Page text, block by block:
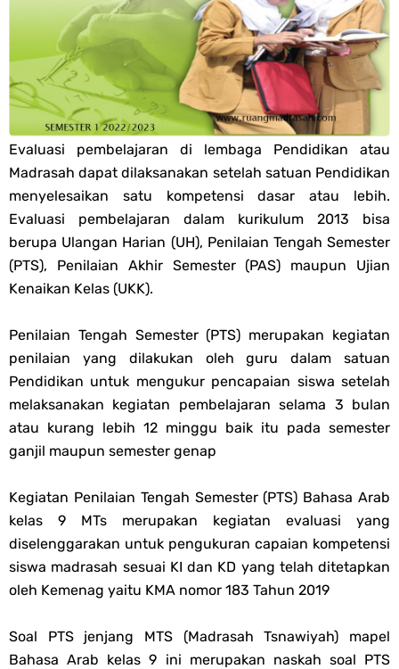
Jawaban Tugas Mandiri Dan Tugas Refleksi Modul Pedagogik SKI
PPG 2025
Jawaban Tugas Mandiri Dan Tugas Refleksi Modul Pedagogik Fiqih
PPG 2025
Jawaban Tugas Mandiri Dan Tugas Refleksi Modul Pedagogik Akidah
Akhlak PPG 2025
Jawaban Tugas Mandiri Dan Tugas Refleksi Modul Pedagogik Al-
Soal OMI Geografi Terintegrasi Jenjang MA
Soal OMI Ekonomi Terintegrasi Jenjang MA
Soal OMI KIMIA Terintegrasi Jenjang MA
Dan MA Tahun 2026
Sunday, 9 August
Evaluasi pembelajaran di lembaga Pendidikan atau
Madrasah dapat dilaksanakan setelah satuan Pendidikan
menyelesaikan satu kompetensi dasar atau lebih.
Evaluasi pembelajaran dalam kurikulum 2013 bisa
berupa Ulangan Harian (UH), Penilaian Tengah Semester
(PTS), Penilaian Akhir Semester (PAS) maupun Ujian
Kenaikan Kelas (UKK).
Penilaian Tengah Semester (PTS) merupakan kegiatan
penilaian yang dilakukan oleh guru dalam satuan
Pendidikan untuk mengukur pencapaian siswa setelah
melaksanakan kegiatan pembelajaran selama 3 bulan
atau kurang lebih 12 minggu baik itu pada semester
ganjil maupun semester genap
Kegiatan Penilaian Tengah Semester (PTS) Bahasa Arab
kelas 9 MTs merupakan kegiatan evaluasi yang
diselenggarakan untuk pengukuran capaian kompetensi
siswa madrasah sesuai KI dan KD yang telah ditetapkan
oleh Kemenag yaitu KMA nomor 183 Tahun 2019
Soal PTS jenjang MTS (Madrasah Tsnawiyah) mapel
Bahasa Arab kelas 9 ini merupakan naskah soal PTS